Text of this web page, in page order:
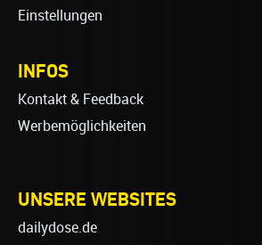
Einstellungen
INFOS
Kontakt & Feedback
Werbemöglichkeiten
UNSERE WEBSITES
dailydose.de